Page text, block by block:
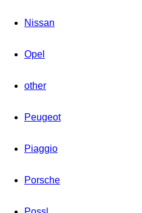
Nissan
Opel
other
Peugeot
Piaggio
Porsche